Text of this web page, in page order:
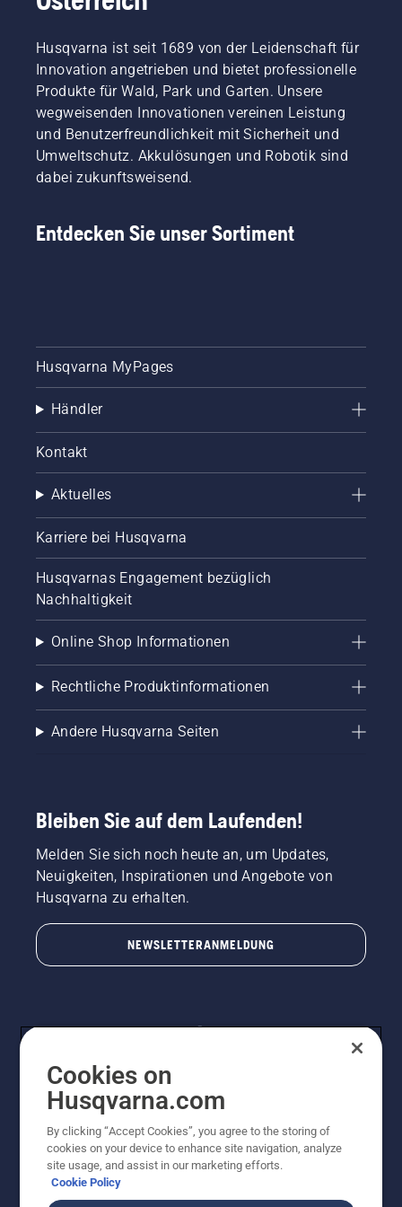
Gras
und
effizienter.
In
kurzen
Video
erfahren
Sie, wie
schärfen
Mitglieder
unserem
H-Team.
Sie sind
aber
auch
unsere
anspruchsvollsten
Kunden.
Husqvarna ist seit 1689 von der Leidenschaft für
Innovation angetrieben und bietet professionelle
Produkte für Wald, Park und Garten. Unsere
wegweisenden Innovationen vereinen Leistung
und Benutzerfreundlichkeit mit Sicherheit und
Umweltschutz. Akkulösungen und Robotik sind
dabei zukunftsweisend.
Entdecken Sie unser Sortiment
Husqvarna MyPages
Händler
Kontakt
Aktuelles
Karriere bei Husqvarna
Husqvarnas Engagement bezüglich
Nachhaltigkeit
Online Shop Informationen
Rechtliche Produktinformationen
Andere Husqvarna Seiten
Bleiben Sie auf dem Laufenden!
Melden Sie sich noch heute an, um Updates,
Neuigkeiten, Inspirationen und Angebote von
Husqvarna zu erhalten.
NEWSLETTERANMELDUNG
© Husqvarna AB (publ). Alle Rechte vorbehalten.
Preisänderungen, Irrtümer, Text- und Satzfehler sind
vorbehalten. Bei den Preisangaben handelt es sich um
unverbindliche Preisempfehlungen in Euro inkl. der
Cookies on
Husqvarna.com
By clicking “Accept Cookies”, you agree to the storing of
cookies on your device to enhance site navigation, analyze
site usage, and assist in our marketing efforts.
Cookie Policy